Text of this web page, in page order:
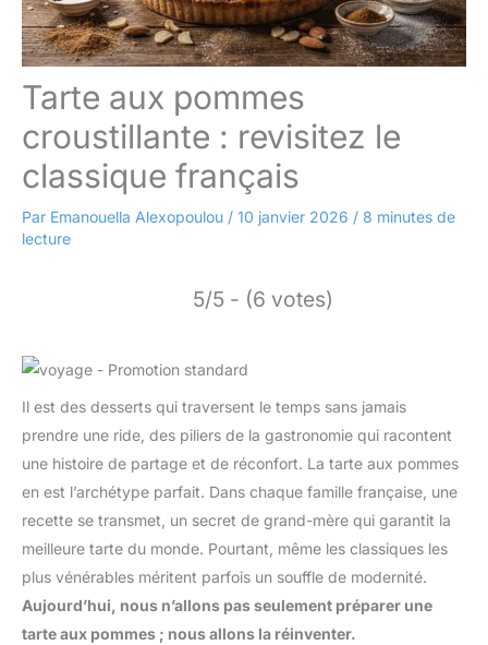
Tarte aux pommes
croustillante : revisitez le
classique français
Par Emanouella Alexopoulou / 10 janvier 2026 / 8 minutes de
lecture
5/5 - (6 votes)
Il est des desserts qui traversent le temps sans jamais
prendre une ride, des piliers de la gastronomie qui racontent
une histoire de partage et de réconfort. La tarte aux pommes
en est l’archétype parfait. Dans chaque famille française, une
recette se transmet, un secret de grand-mère qui garantit la
meilleure tarte du monde. Pourtant, même les classiques les
plus vénérables méritent parfois un souffle de modernité.
Aujourd’hui, nous n’allons pas seulement préparer une
tarte aux pommes ; nous allons la réinventer.